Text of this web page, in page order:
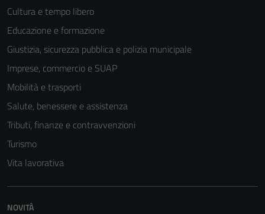
Cultura e tempo libero
Educazione e formazione
Giustizia, sicurezza pubblica e polizia municipale
Imprese, commercio e SUAP
Mobilità e trasporti
Salute, benessere e assistenza
Tributi, finanze e contravvenzioni
Turismo
Vita lavorativa
NOVITÀ